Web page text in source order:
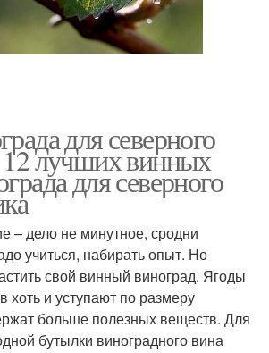
для северного
12 лучших винных
для северного
– дело не минутное, сродни
учиться, набирать опыт. Но
свой винный виноград. Ягоды
хоть и уступают по размеру
больше полезных веществ. Для
бутылки виноградного вина